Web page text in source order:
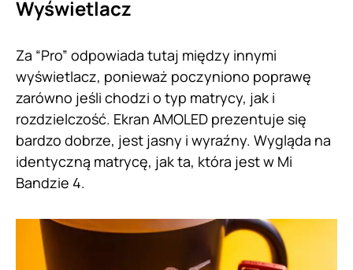
Wyświetlacz
Za “Pro” odpowiada tutaj między innymi
wyświetlacz, ponieważ poczyniono poprawę
zarówno jeśli chodzi o typ matrycy, jak i
rozdzielczość. Ekran AMOLED prezentuje się
bardzo dobrze, jest jasny i wyraźny. Wygląda na
identyczną matrycę, jak ta, która jest w Mi
Bandzie 4.